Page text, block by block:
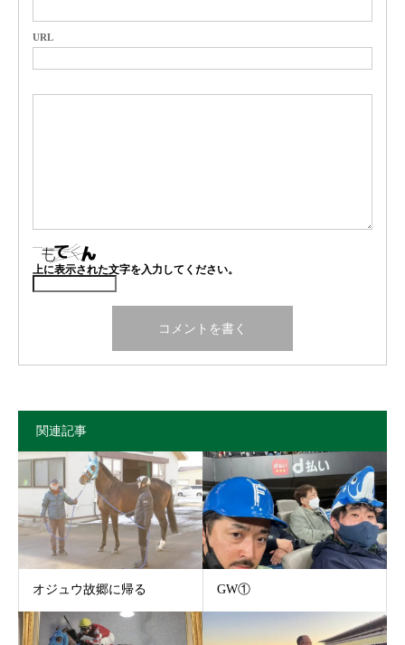
URL
上に表示された文字を入力してください。
関連記事
オジュウ故郷に帰る GW①